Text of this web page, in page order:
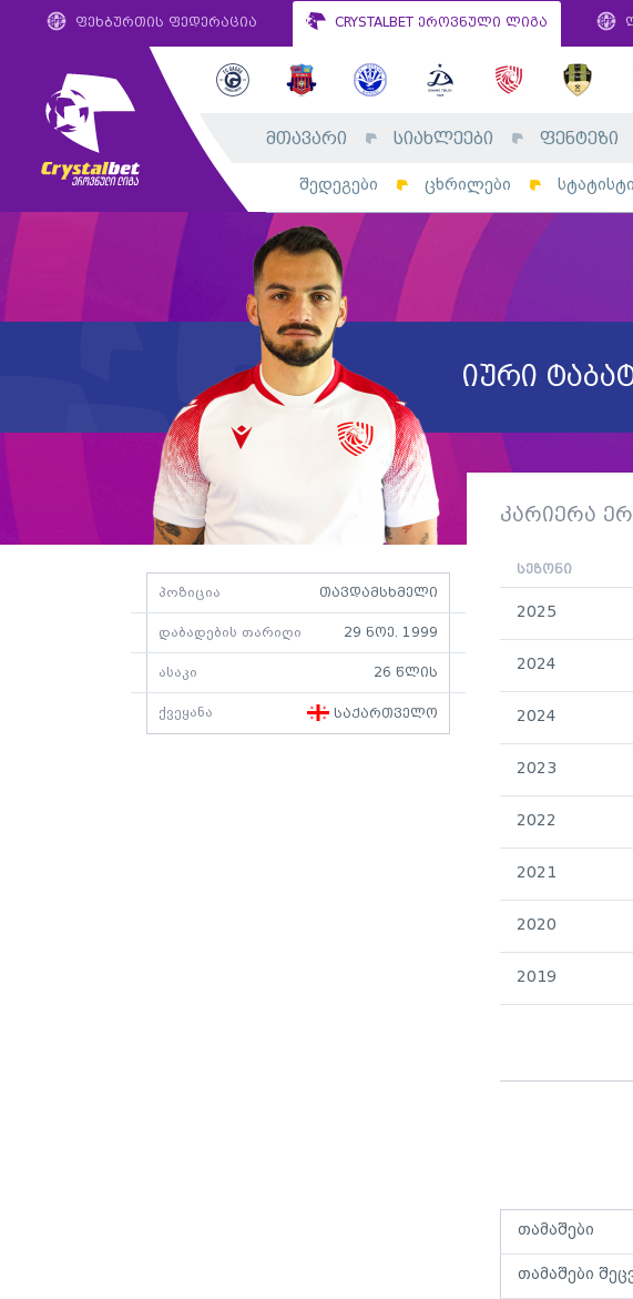
ფეხბურთის ფედერაცია CRYSTALBET ეროვნული ლიგა
მთავარი სიახლეები ფენტეზი
შედეგები ცხრილები
იური
პოზიცია თავდამსხმელი
დაბადების თარიღი 29 ნოე. 1999
ასაკი 26 წლის
ქვეყანა საქართველო
კარიერა
სეზონი
2025
2024
2024
2023
2022
2021
2020
2019
თამაშები
თამაშები